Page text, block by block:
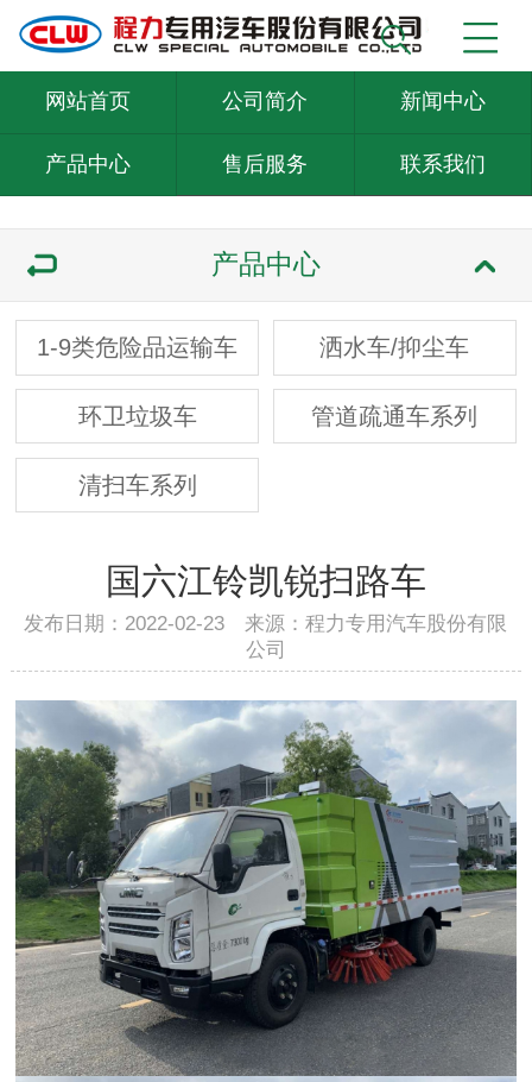
网站首页 公司简介 新闻中心
产品中心 售后服务 联系我们
产品中心
1-9类危险品运输车 洒水车/抑尘车
环卫垃圾车 管道疏通车系列
清扫车系列
国六江铃凯锐扫路车
发布日期：2022-02-23 来源：程力专用汽车股份有限
公司